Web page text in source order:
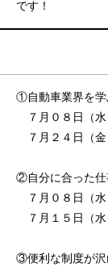
です！
①自動車業界を学
７月０８日（
７月２４日（
②自分に合った仕
７月０８日（
７月１５日（
③便利な制度が沢